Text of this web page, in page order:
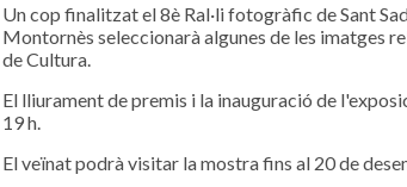
Un cop finalitzat el 8è Ral·li fotogràfic de Sant
Montornès seleccionarà algunes de les imatges
de Cultura.
El lliurament de premis i la inauguració de
19 h.
El veïnat podrà visitar la mostra fins al 20 de